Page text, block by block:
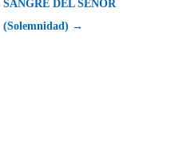
SANGRE DEL SEÑOR
(Solemnidad) →